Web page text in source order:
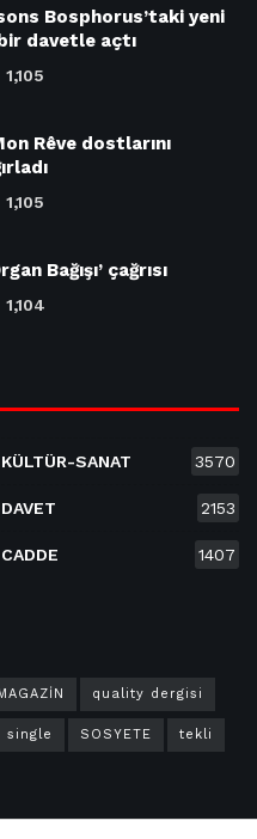
Bosphorus’taki yeni
davetle açtı
1,105
Rêve dostlarını
1,105
Bağışı’ çağrısı
1,104
KÜLTÜR-SANAT 3570
DAVET 2153
CADDE 1407
quality dergisi
single SOSYETE tekli